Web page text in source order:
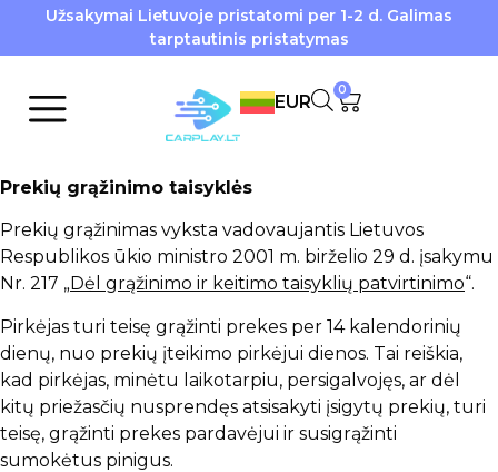
Užsakymai Lietuvoje pristatomi per 1-2 d. Galimas
tarptautinis pristatymas
EUR
0
Prekių grąžinimo taisyklės
Prekių grąžinimas vyksta vadovaujantis Lietuvos
Respublikos ūkio ministro 2001 m. birželio 29 d. įsakymu
Nr. 217 „Dėl grąžinimo ir keitimo taisyklių patvirtinimo“.
Pirkėjas turi teisę grąžinti prekes per 14 kalendorinių
dienų, nuo prekių įteikimo pirkėjui dienos. Tai reiškia,
kad pirkėjas, minėtu laikotarpiu, persigalvojęs, ar dėl
kitų priežasčių nusprendęs atsisakyti įsigytų prekių, turi
teisę, grąžinti prekes pardavėjui ir susigrąžinti
sumokėtus pinigus.